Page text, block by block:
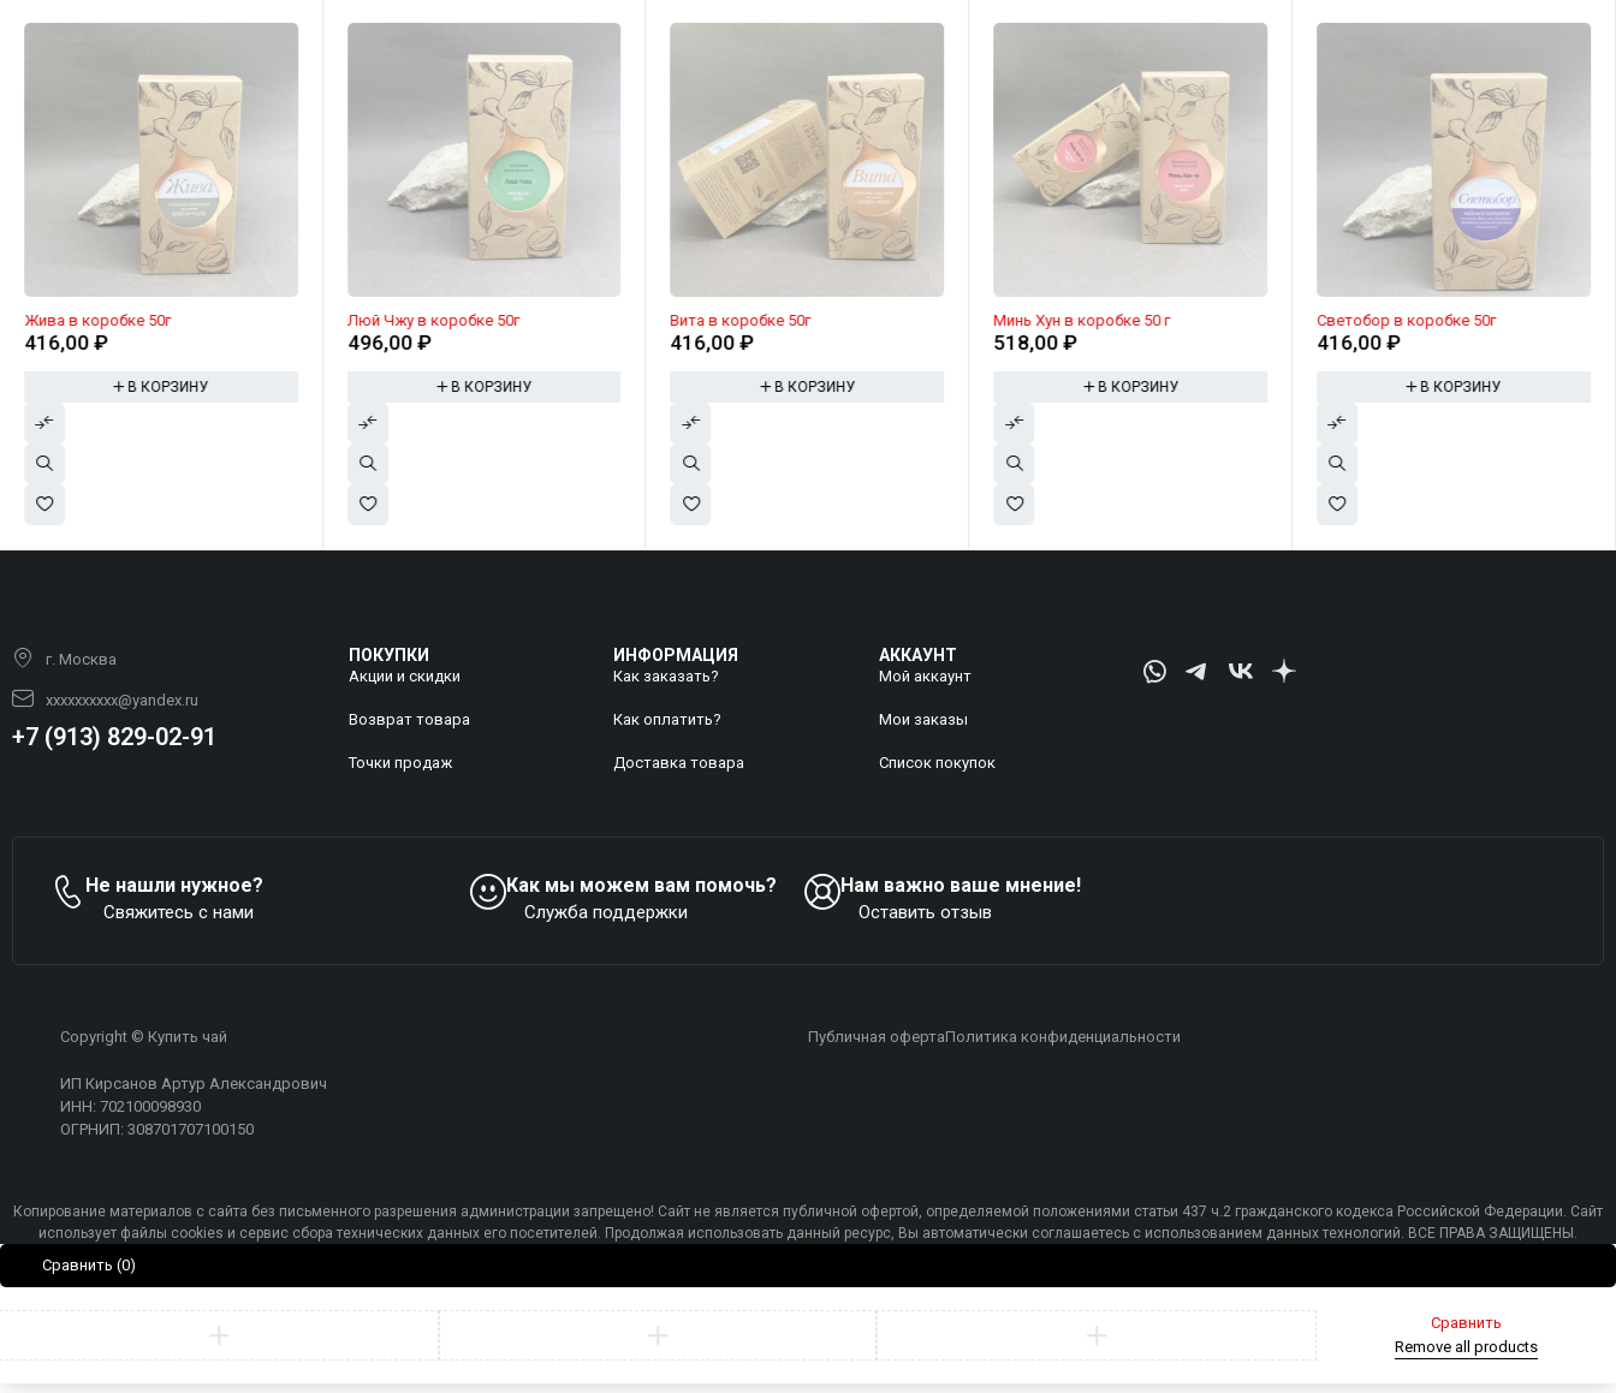
Жива в коробке 50г
416,00 ₽
В КОРЗИНУ
Люй Чжу в коробке 50г
496,00 ₽
В КОРЗИНУ
Вита в коробке 50г
416,00₽
В КОРЗИНУ
Минь Хун в коробке 50 г
518,00₽
В КОРЗИНУ
Светобор в коробке 50г
416,00₽
В КОРЗИНУ
г. Москва
xxxxxxxxxx@yandex.ru
+7 (913) 829-02-91
ПОКУПКИ
Акции и скидки
Возврат товара
Точки продаж
ИНФОРМАЦИЯ
Как заказать?
Как оплатить?
Доставка товара
АККАУНТ
Мой аккаунт
Mои заказы
Список покупок
Не нашли нужное?
Свяжитесь с нами
Как мы можем вам помочь?
Служба поддержки
Нам важно ваше мнение!
Оставить отзыв
Copyright © Купить чай
ИП Кирсанов Артур Александрович
ИНН: 702100098930
ОГРНИП: 308701707100150
Публичная офертаПолитика конфиденциальности
Копирование материалов с сайта без письменного разрешения администрации запрещено! Сайт не является публичной офертой, определяемой положениями статьи 437 ч.2 гражданского кодекса Российской Федерации. Сайт
использует файлы cookies и сервис сбора технических данных его посетителей. Продолжая использовать данный ресурс, Вы автоматически соглашаетесь с использованием данных технологий. ВСЕ ПРАВА ЗАЩИЩЕНЫ.
Сравнить (0)
Сравнить
Remove all products